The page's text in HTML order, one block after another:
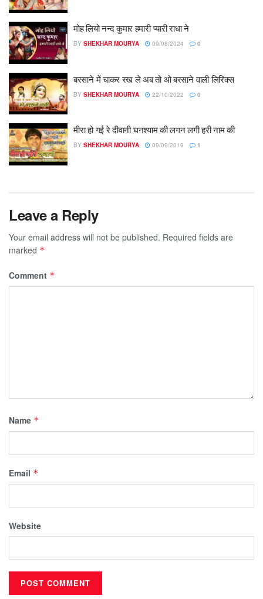
मोह लियो नन्द कुमार हमारी प्यारी राधा ने
BY SHEKHAR MOURYA 09/08/2024 0
बरसाने में चाकर रख ले अब तो ओ बरसाने वाली लिरिक्स
BY SHEKHAR MOURYA 22/10/2022 0
मीरा हो गई रे दीवानी घनश्याम की लगन लगी हरी नाम की
BY SHEKHAR MOURYA 09/09/2019 1
Leave a Reply
Your email address will not be published. Required fields are
marked *
Comment *
Name *
Email *
Website